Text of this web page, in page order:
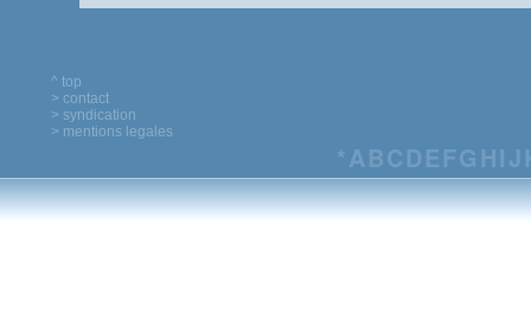
^ top
> contact
> syndication
> mentions legales
*ABCDEFG HIJ